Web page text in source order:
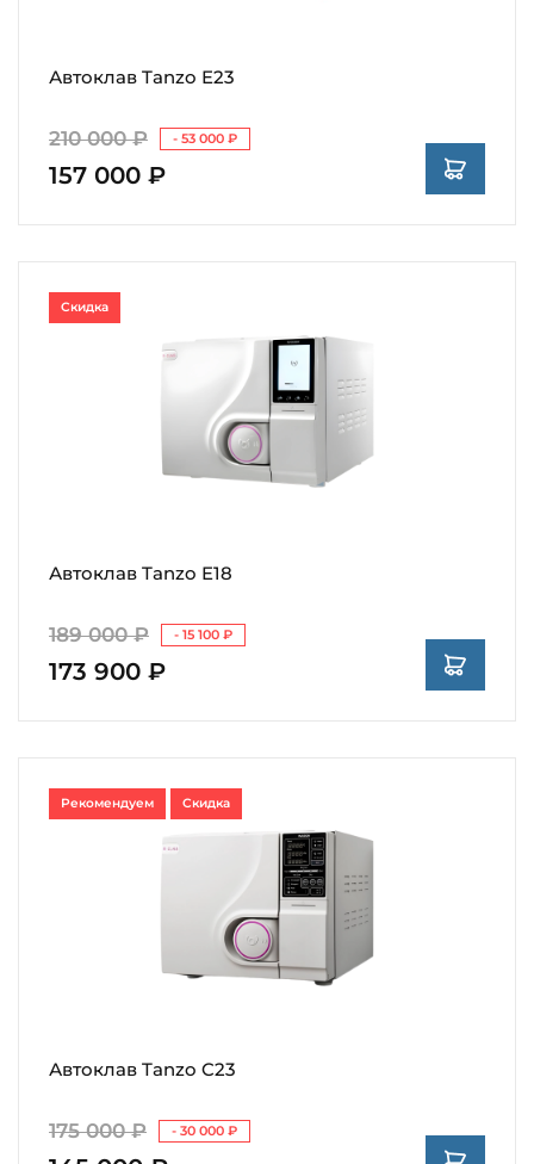
Автоклав Tanzo E23
210 000 ₽ - 53 000 ₽
157 000 ₽
Автоклав Tanzo E18
189 000 ₽ - 15 100 ₽
173 900 ₽
Скидка
Автоклав Tanzo C23
175 000 ₽ - 30 000 ₽
Рекомендуем Скидка